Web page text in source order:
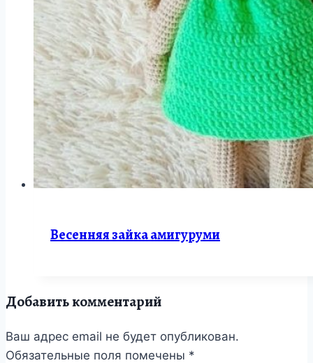
Весенняя зайка амигуруми
Добавить комментарий
Ваш адрес email не будет опубликован.
Обязательные поля помечены *